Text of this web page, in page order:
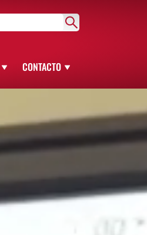
CONTACTO